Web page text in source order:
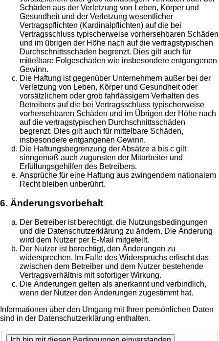
Schäden aus der Verletzung von Leben, Körper und
Gesundheit und der Verletzung wesentlicher
Vertragspflichten (Kardinalpflichten) auf die bei
Vertragsschluss typischerweise vorhersehbaren Schäden
und im übrigen der Höhe nach auf die vertragstypischen
Durchschnittsschäden begrenzt. Dies gilt auch für
mittelbare Folgeschäden wie insbesondere entgangenen
Gewinn.
Die Haftung ist gegenüber Unternehmern außer bei der
Verletzung von Leben, Körper und Gesundheit oder
vorsätzlichem oder grob fahrlässigem Verhalten des
Betreibers auf die bei Vertragsschluss typischerweise
vorhersehbaren Schäden und im Übrigen der Höhe nach
auf die vertragstypischen Durchschnittsschäden
begrenzt. Dies gilt auch für mittelbare Schäden,
insbesondere entgangenen Gewinn.
Die Haftungsbegrenzung der Absätze a bis c gilt
sinngemäß auch zugunsten der Mitarbeiter und
Erfüllungsgehilfen des Betreibers.
Ansprüche für eine Haftung aus zwingendem nationalem
Recht bleiben unberührt.
6. Änderungsvorbehalt
Der Betreiber ist berechtigt, die Nutzungsbedingungen
und die Datenschutzerklärung zu ändern. Die Änderung
wird dem Nutzer per E-Mail mitgeteilt.
Der Nutzer ist berechtigt, den Änderungen zu
widersprechen. Im Falle des Widerspruchs erlischt das
zwischen dem Betreiber und dem Nutzer bestehende
Vertragsverhältnis mit sofortiger Wirkung.
Die Änderungen gelten als anerkannt und verbindlich,
wenn der Nutzer den Änderungen zugestimmt hat.
Informationen über den Umgang mit Ihren persönlichen Daten
sind in der Datenschutzerklärung enthalten.